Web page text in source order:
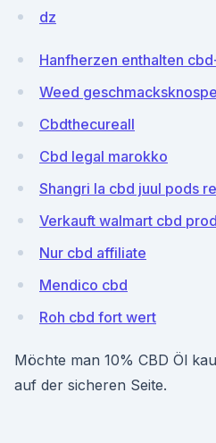
dz
Hanfherzen enthalten
Weed
Cbdthecureall
Cbd legal marokko
Shangri la cbd juul pods
Verkauft walmart cbd
Nur cbd affiliate
Mendico cbd
Roh cbd fort wert
Möchte man 10% CBD Öl
auf der sicheren Seite.